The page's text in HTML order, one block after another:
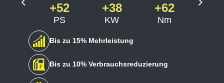
Previous+52
PS
+38
KW
+62
Nm
Bis zu 15% Mehrleistung
Bis zu 10% Verbrauchsreduzierung
Next